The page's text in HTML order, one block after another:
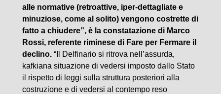
alle normative (retroattive, iper-dettagliate e
minuziose, come al solito) vengono costrette di
fatto a chiudere”, è la constatazione di Marco
Rossi, referente riminese di Fare per Fermare il
declino.“Il Delfinario si ritrova nell’assurda,
kafkiana situazione di vedersi imposto dallo Stato
il rispetto di leggi sulla struttura posteriori alla
costruzione e di vedersi al contempo reso